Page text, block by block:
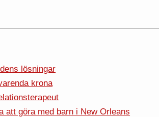
lösningar
krona
att göra med barn i New Orleans